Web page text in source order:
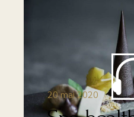
20 mai 2020